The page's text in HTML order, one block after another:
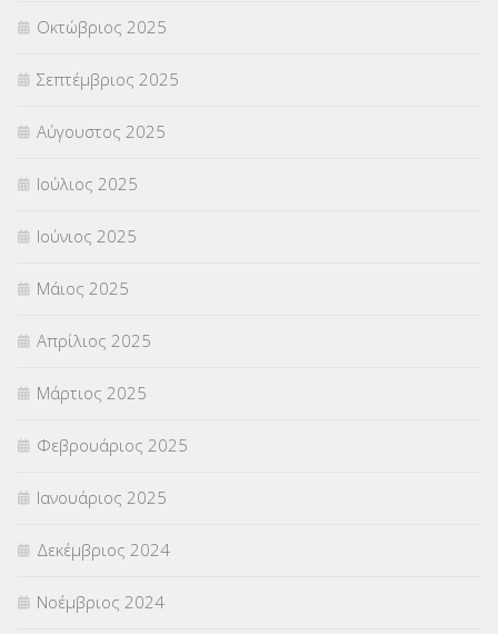
ΥΠΟΤΡΟΦΙΕΣ(28)
ΦΥΣΙΚΗ ΑΓΩΓΗ(692)
Χωρίς κατηγορία
Οκτώβριος 2025
Σεπτέμβριος 2025
Αύγουστος 2025
Ιούλιος 2025
Ιούνιος 2025
Μάιος 2025
Απρίλιος 2025
Μάρτιος 2025
Φεβρουάριος 2025
Ιανουάριος 2025
Δεκέμβριος 2024
Νοέμβριος 2024